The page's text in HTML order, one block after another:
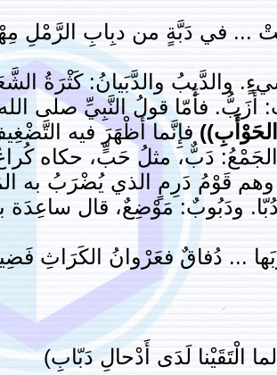
... في دَبَّةٍ من دبِابِ الرَّمْلِ
والدَّبِبُ والدَّبَيانُ: كَثْرَةُ
أَزَبُّ. فأَمّا قولُ النَّبِيِّ صلى
الحَوْأَبِ)) فإِنَّما أَظْهَرَ فيه
دَبٌّ، مثلُ حَبٍّ، حكاه
قَوْمُ دَرِمٍ الذي يُضْرَبُ به
ودَبُوبٌ: مَوْضِعٌ، قال ساعِدَة
... دُفاقٌ فعَرْوانُ الكَرَاثِ
الْتَقَيْنا لَدَى أَدْحالِ دَبّابِ)